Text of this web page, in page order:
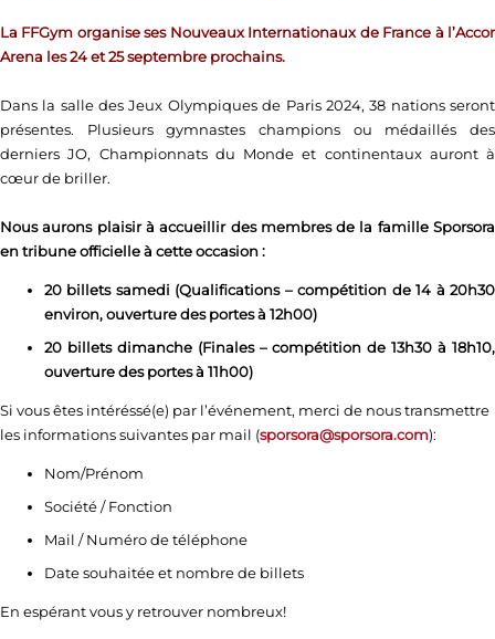
La FFGym organise ses Nouveaux Internationaux de France à l’Accor
Arena les 24 et 25 septembre prochains.
Dans la salle des Jeux Olympiques de Paris 2024, 38 nations seront
présentes. Plusieurs gymnastes champions ou médaillés des
derniers JO, Championnats du Monde et continentaux auront à
cœur de briller.
Nous aurons plaisir à accueillir des membres de la famille Sporsora
en tribune officielle à cette occasion :
20 billets samedi (Qualifications – compétition de 14 à 20h30
environ, ouverture des portes à 12h00)
20 billets dimanche (Finales – compétition de 13h30 à 18h10,
ouverture des portes à 11h00)
Si vous êtes intéréssé(e) par l’événement, merci de nous transmettre
les informations suivantes par mail (sporsora@sporsora.com):
Nom/Prénom
Société / Fonction
Mail / Numéro de téléphone
Date souhaitée et nombre de billets
En espérant vous y retrouver nombreux!